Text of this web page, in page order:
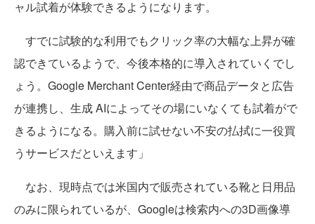
ャル試着が体験できるようになります。
すでに試験的な利用でもクリック率の大幅な上昇が確
認できているようで、今後本格的に導入されていくでし
ょう。Google Merchant Center経由で商品データと広告
が連携し、生成 AIによってその場にいなくても試着がで
きるようになる。購入前に試せない不安の払拭に一役買
うサービスだといえます」
なお、現時点では米国内で販売されている靴と日用品
のみに限られているが、Googleは検索内への3D画像導